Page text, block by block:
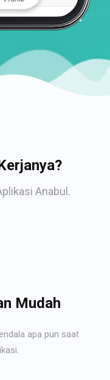
Anabul.
Mudah
apa pun saat